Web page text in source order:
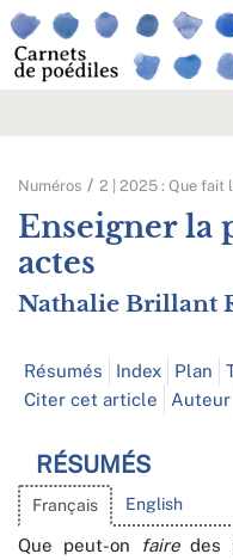
Numéros 2 | 2025 : Que fait
Enseigner la
actes
Nathalie Brillant
Résumés Index Plan
Citer cet article
Auteur
RÉSUMÉS
Français English
Que peut-on fairedes